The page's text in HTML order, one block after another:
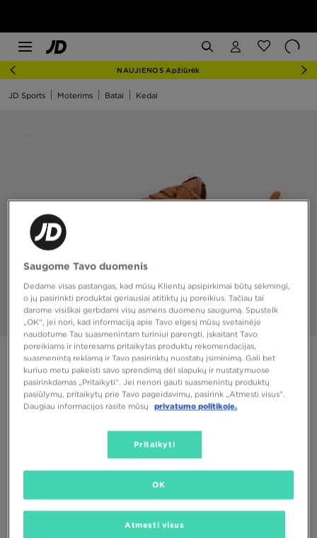
NAUJIENOS Apžiūrėk
JD Sports Moterims Batai Kedai
PUIKUS PASIŪLYMAS
NIKE CORTEZ
Pasirink dydį
Saugome Tavo duomenis
Dedame visas pastangas, kad mūsų Klientų apsipirkimai būtų sėkmingi,
o jų pasirinkti produktai geriausiai atitiktų jų poreikius. Tačiau tai
darome visiškai gerbdami visų asmens duomenų saugumą. Spustelk
„OK“, jei nori, kad informaciją apie Tavo elgesį mūsų svetainėje
naudotume Tau suasmenintam turiniui parengti, įskaitant Tavo
poreikiams ir interesams pritaikytas produktų rekomendacijas,
suasmenintą reklamą ir Tavo pasirinktų nuostatų įsiminimą. Gali bet
kuriuo metu pakeisti savo sprendimą dėl slapukų ir nustatymuose
pasirinkdamas „Pritaikyti“. Jei nenori gauti suasmenintų produktų
pasiūlymų, pritaikytų prie Tavo pageidavimų, pasirink „Atmesti visus”.
Daugiau informacijos rasite mūsų
privatumo politikoje.
Pritaikyti
Atmesti visus
OK